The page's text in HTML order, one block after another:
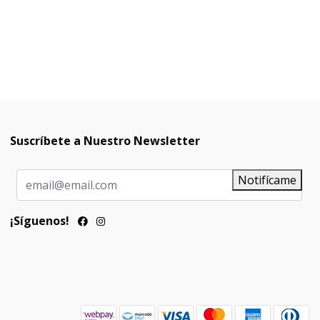
Suscríbete a Nuestro Newsletter
Notifícame
¡Síguenos!